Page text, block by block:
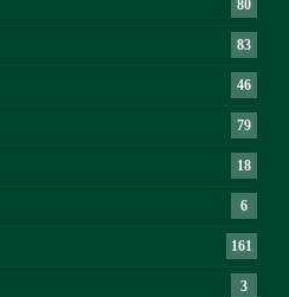
80
83
46
79
18
6
161
3